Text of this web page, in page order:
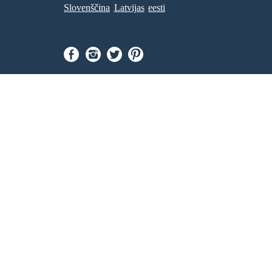
Slovenščina Latvijas eesti